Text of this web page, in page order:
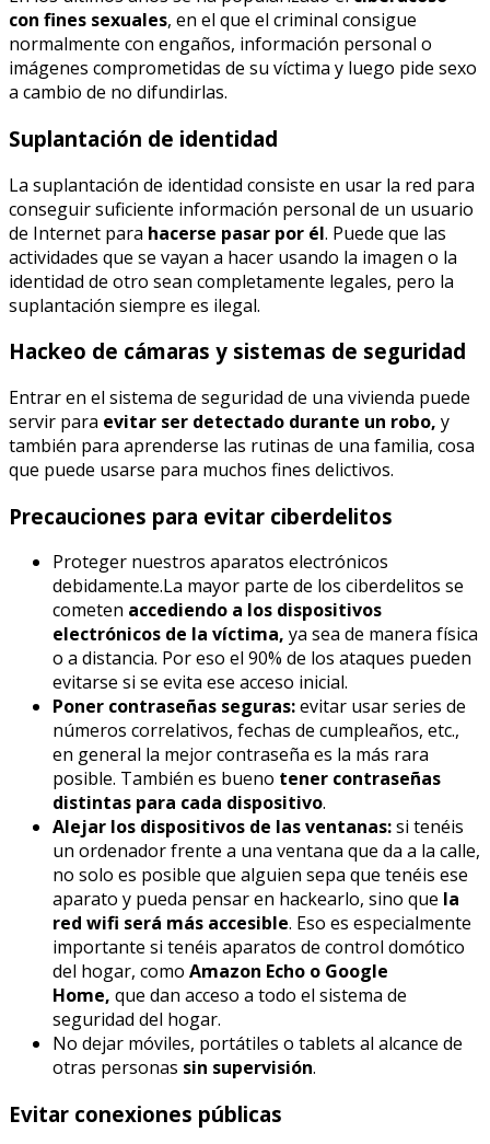
con fines sexuales, en el que el criminal consigue
normalmente con engaños, información personal o
imágenes comprometidas de su víctima y luego pide sexo
a cambio de no difundirlas.
Suplantación de identidad
La suplantación de identidad consiste en usar la red para
conseguir suficiente información personal de un usuario
de Internet para hacerse pasar por él. Puede que las
actividades que se vayan a hacer usando la imagen o la
identidad de otro sean completamente legales, pero la
suplantación siempre es ilegal.
Hackeo de cámaras y sistemas de seguridad
Entrar en el sistema de seguridad de una vivienda puede
servir para evitar ser detectado durante un robo, y
también para aprenderse las rutinas de una familia, cosa
que puede usarse para muchos fines delictivos.
Precauciones para evitar ciberdelitos
Proteger nuestros aparatos electrónicos
debidamente.La mayor parte de los ciberdelitos se
cometen accediendo a los dispositivos
electrónicos de la víctima, ya sea de manera física
o a distancia. Por eso el 90% de los ataques pueden
evitarse si se evita ese acceso inicial.
Poner contraseñas seguras:evitar usar series de
números correlativos, fechas de cumpleaños, etc.,
en general la mejor contraseña es la más rara
posible. También es bueno tener contraseñas
distintas para cada dispositivo.
Alejar los dispositivos de las ventanas:si tenéis
un ordenador frente a una ventana que da a la calle,
no solo es posible que alguien sepa que tenéis ese
aparato y pueda pensar en hackearlo, sino que la
red wifi será más accesible. Eso es especialmente
importante si tenéis aparatos de control domótico
del hogar, como Amazon Echo o Google
Home, que dan acceso a todo el sistema de
seguridad del hogar.
No dejar móviles, portátiles o tablets al alcance de
otras personas sin supervisión.
Evitar conexiones públicas